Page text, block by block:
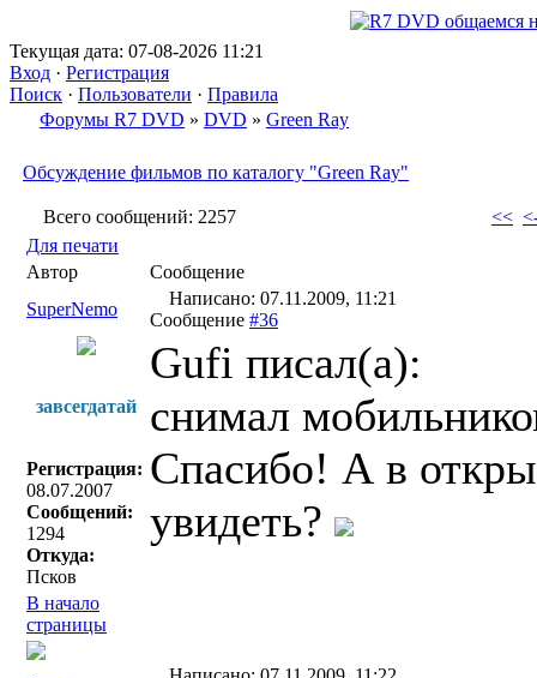
Текущая дата: 07-08-2026 11:21
Вход · Регистрация
Поиск · Пользователи · Правила
Форумы R7 DVD » DVD » Green Ray
Обсуждение фильмов по каталогу "Green Ray"
Всего сообщений: 2257 <<
Для печати
Автор
Сообщение
SuperNemo
Написано: 07.11.2009, 11:21
Сообщение #36
завсегдатай
Регистрация:
08.07.2007
Сообщений:
1294
Откуда:
Псков
Gufi писал(a):
снимал
Спасибо! А в
увидеть?
В начало
страницы